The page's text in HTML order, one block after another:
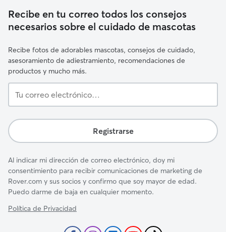
Recibe en tu correo todos los consejos
necesarios sobre el cuidado de mascotas
Recibe fotos de adorables mascotas, consejos de cuidado,
asesoramiento de adiestramiento, recomendaciones de
productos y mucho más.
correo
Registrarse
Al indicar mi dirección de correo electrónico, doy mi
consentimiento para recibir comunicaciones de marketing de
Rover.com y sus socios y confirmo que soy mayor de edad.
Puedo darme de baja en cualquier momento.
Política de Privacidad